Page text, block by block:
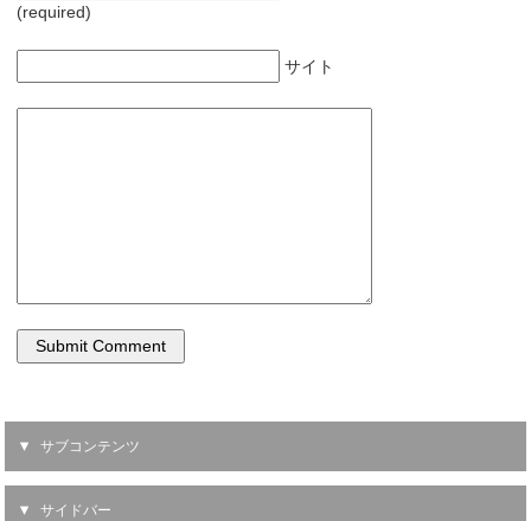
(required)
サイト
サブコンテンツ
サイドバー